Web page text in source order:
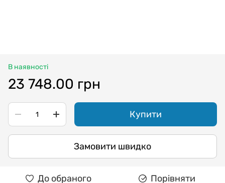
В наявності
23 748.00 грн
Купити
Замовити швидко
До обраного Порівняти